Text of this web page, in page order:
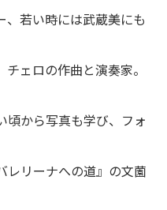
若い時には武蔵美にも
ェロの作曲と演奏家。
から写真も学び、フォ
リーナへの道』の文薗